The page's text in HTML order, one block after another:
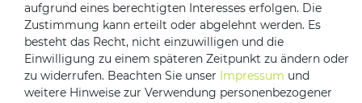
Impressum Daten­schutz­erklärung AGB
aufgrund eines berechtigten Interesses erfolgen. Die
Zustimmung kann erteilt oder abgelehnt werden. Es
besteht das Recht, nicht einzuwilligen und die
Einwilligung zu einem späteren Zeitpunkt zu ändern oder
zu widerrufen. Beachten Sie unser Impressum und
weitere Hinweise zur Verwendung personenbezogener